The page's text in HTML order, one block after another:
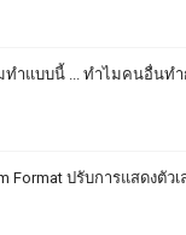
ำแบบนี้ ... ทำไมคนอื่นท
Format ปรับการแสดงตัว